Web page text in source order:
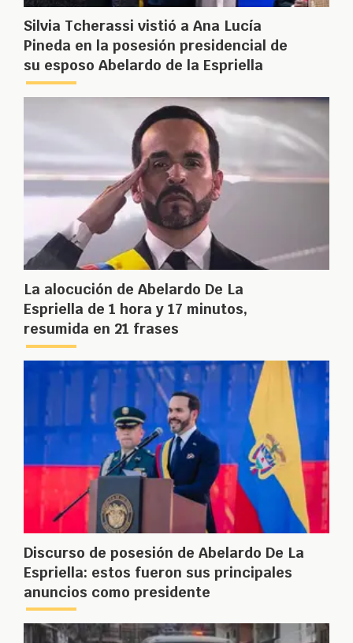
Silvia Tcherassi vistió a Ana Lucía
Pineda en la posesión presidencial de
su esposo Abelardo de la Espriella
La alocución de Abelardo De La
Espriella de 1 hora y 17 minutos,
resumida en 21 frases
Discurso de posesión de Abelardo De La
Espriella: estos fueron sus principales
anuncios como presidente